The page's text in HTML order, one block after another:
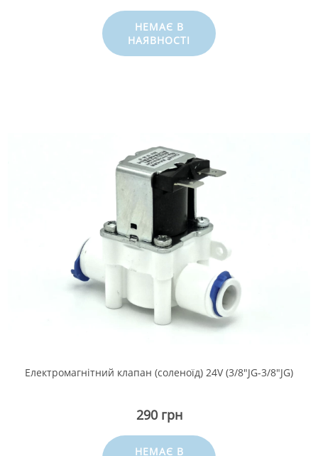
НЕМАЄ В
НАЯВНОСТІ
Електромагнітний клапан (соленоїд) 24V (3/8"JG-3/8"JG)
290 грн
НЕМАЄ В